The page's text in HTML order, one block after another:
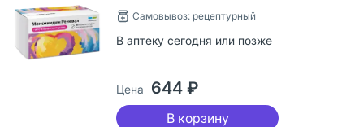
Самовывоз: рецептурный
В аптеку сегодня или позже
Цена 644 ₽
В корзину